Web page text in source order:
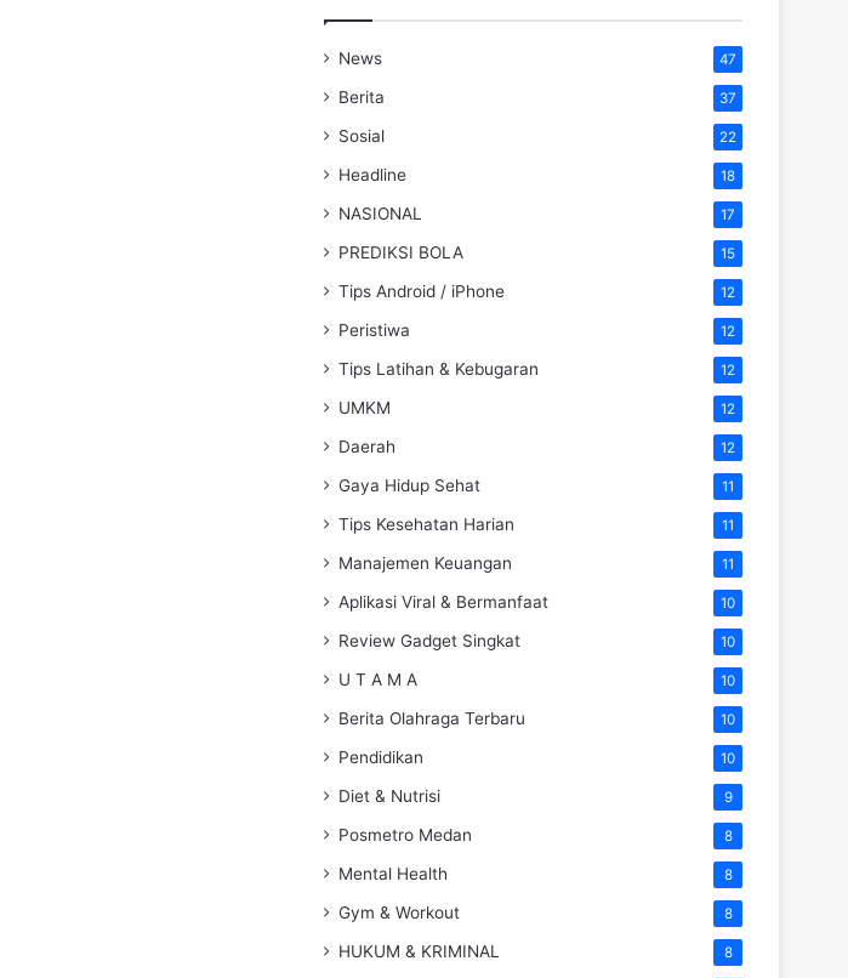
News 47
Berita 37
Sosial 22
Headline 18
NASIONAL 17
PREDIKSI BOLA 15
Tips Android / iPhone 12
Peristiwa 12
Tips Latihan & Kebugaran 12
UMKM 12
Daerah 12
Gaya Hidup Sehat 11
Tips Kesehatan Harian 11
Manajemen Keuangan 11
Aplikasi Viral & Bermanfaat 10
Review Gadget Singkat 10
U T A M A 10
Berita Olahraga Terbaru 10
Pendidikan 10
Diet & Nutrisi 9
Posmetro Medan 8
Mental Health 8
Gym & Workout 8
HUKUM & KRIMINAL 8